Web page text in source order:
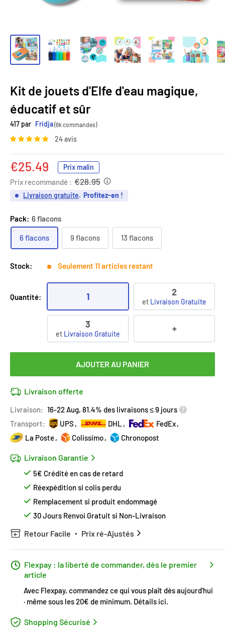
Kit de jouets d'Elfe d'eau magique,
éducatif et sûr
417 par Fridja(6k commandes)
24 avis
Prix
réduit
€25.49 Prix malin
Prix recommandé : €28.95
Livraison gratuite. Profitez-en !
Pack: 6 flacons
6 flacons 9 flacons 13 flacons
Stock: Seulement 11 articles restant
Quantité: 1 2
et Livraison Gratuite
3
et Livraison Gratuite +
AJOUTER AU PANIER
Livraison offerte
Livraison: 16-22 Aug, 81.4% des livraisons ≤ 9 jours
Transport:
UPS DHL
FedEx
La Poste
Colissimo Chronopost
Livraison Garantie
5€ Crédité en cas de retard
Réexpédition si colis perdu
Remplacement si produit endommagé
30 Jours Renvoi Gratuit si Non-Livraison
Retour Facile Prix ré-Ajustés
Flexpay : la liberté de commander, dès le premier
article
Avec Flexpay, commandez ce qui vous plaît dès aujourd'hui
· même sous les 20€ de minimum. Détails ici.
Shopping Sécurisé